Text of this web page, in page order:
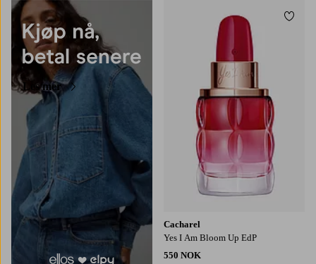
Les mer
Cacharel
Yes I Am Bloom Up EdP
550 NOK